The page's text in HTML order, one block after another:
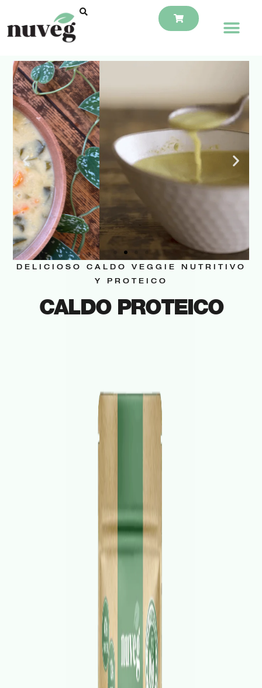
Foto de producto
Nuveg real
DELICIOSO CALDO VEGGIE NUTRITIVO
Y PROTEICO
CALDO PROTEICO